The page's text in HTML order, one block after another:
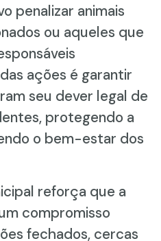
penalizar animais
ou aqueles que
ações é garantir
seu dever legal de
protegendo a
o bem-estar dos
reforça que a
compromisso
fechados, cercas